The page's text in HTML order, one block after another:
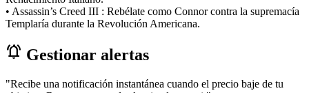
• Assassin’s Creed III : Rebélate como Connor contra la supremacía
Templaría durante la Revolución Americana.
notifications_active Gestionar alertas
"Recibe una notificación instantánea cuando el precio baje de tu